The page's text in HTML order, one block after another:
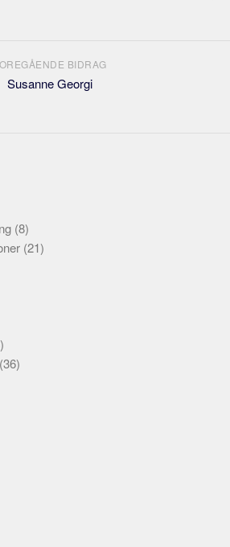
BIDRAG
Susanne Georgi
(8)
(21)
(36)